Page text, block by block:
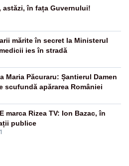
astăzi, în fața Guvernului!
mărite în secret la Ministerul
ies în stradă
Maria Păcuraru: Șantierul Damen
scufundă apărarea României
marca Rizea TV: Ion Bazac, în
publice